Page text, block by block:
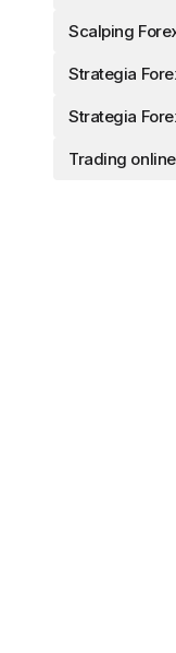
Scalping
Strategia
Strategia
Trading